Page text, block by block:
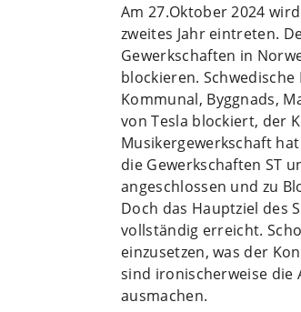
Am 27.Oktober 2024
zweites Jahr eintreten.
Gewerkschaften in
blockieren.
Kommunal, Byggnads,
von Tesla blockiert, der
Musikergewerkschaft
die Gewerkschaften ST
angeschlossen und zu
Doch das Hauptziel des
vollständig erreicht.
einzusetzen, was der
sind ironischerweise die
ausmachen.